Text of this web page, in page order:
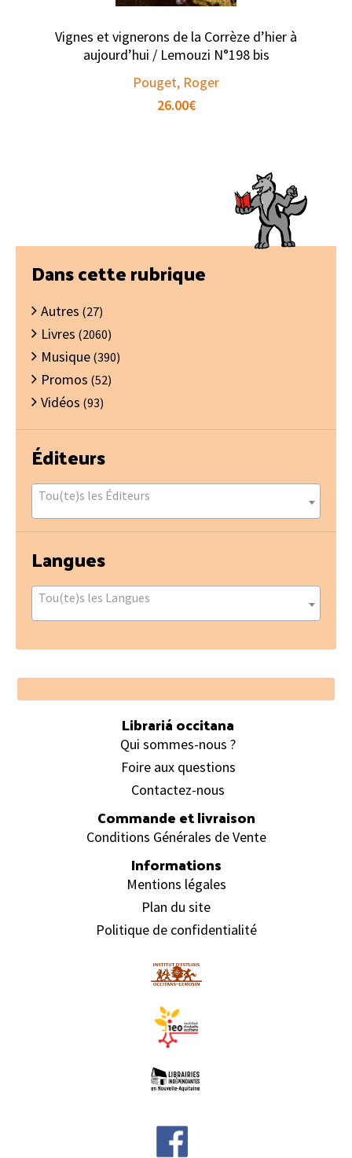
Vignes et vignerons de la Corrèze d’hier à
aujourd’hui / Lemouzi N°198 bis
Pouget, Roger
26.00€
Barre
latérale
principale
Dans cette rubrique
Autres (27)
Livres (2060)
Musique (390)
Promos (52)
Vidéos (93)
Éditeurs
Tou(te)s les Éditeurs
Langues
Tou(te)s les Langues
Footer
Librariá occitana
Qui sommes-nous ?
Foire aux questions
Contactez-nous
Commande et livraison
Conditions Générales de Vente
Informations
Mentions légales
Plan du site
Politique de confidentialité